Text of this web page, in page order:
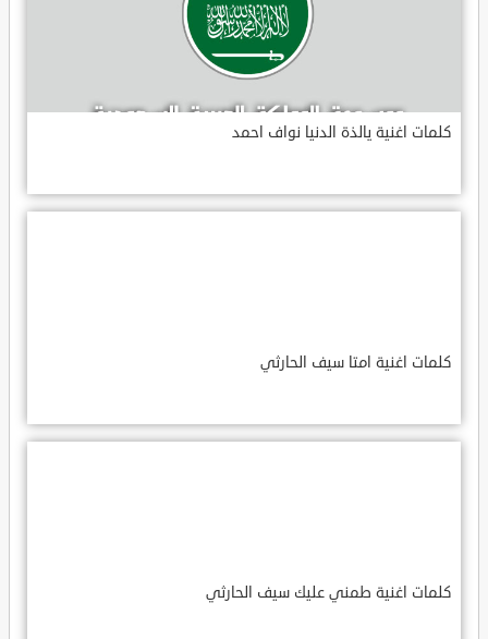
كلمات اغنية يالذة الدنيا نواف احمد
كلمات اغنية امتا سيف الحارثي
كلمات اغنية طمني عليك سيف الحارثي